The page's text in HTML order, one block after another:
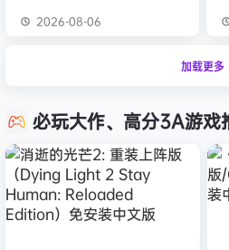
2026-08-06
加载更多
必玩大作、高分3A游戏